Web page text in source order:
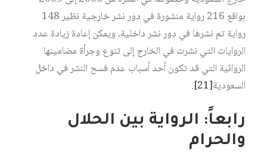
بواقع 216 رواية منشورة في دور نشر خارجية نظير 148
رواية تم نشرها في دور نشر داخلية، ويمكن إعادة زيادة عدد
الروايات التي نشرت في الخارج إلى تنوع وجرأة مضامينها
الروائية التي قد تكون أحد أسباب عدم فسح النشر في داخل
السعودية‏[21]
.
رابعاً: الرواية بين الحلال
والحرام